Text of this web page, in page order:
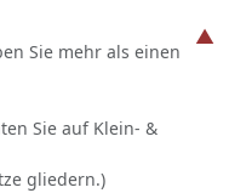
Sie mehr als einen
Sie auf Klein- &
gliedern.)